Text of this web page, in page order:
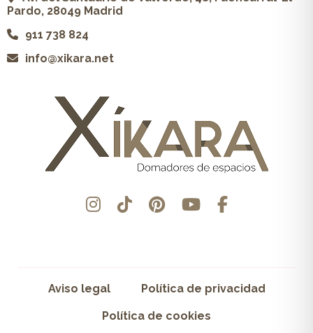
Pardo, 28049 Madrid
911 738 824
info@xikara.net
Aviso legal Política de privacidad
Política de cookies